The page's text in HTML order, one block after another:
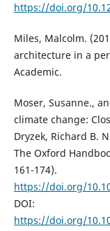
https://doi.org/
Miles, Malcolm.
architecture in a
Academic.
Moser, Susanne.,
climate change:
Dryzek, Richard B.
The Oxford
161-174).
https://doi.org/
DOI:
https://doi.org/